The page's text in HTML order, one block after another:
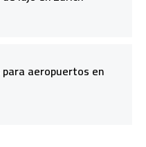
aeropuertos en